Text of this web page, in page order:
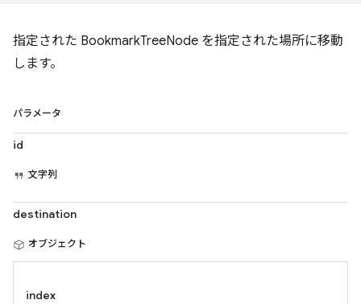
指定された BookmarkTreeNode を指定された場所に移動
します。
パラメータ
id
文字列
destination
オブジェクト
index